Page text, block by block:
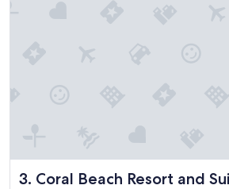
3. Coral Beach Resort and
Coral Beach Resort and Suites